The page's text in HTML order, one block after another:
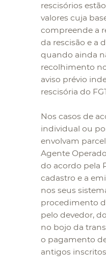
rescisórios
valores cuja
compreende a
da rescisão e a
quando ainda
recolhimento
aviso prévio
rescisória do
Nos casos de
individual ou
envolvam
Agente
do acordo pela
cadastro e a
nos seus
procedimento
pelo devedor,
no bojo da
o pagamento
antigos